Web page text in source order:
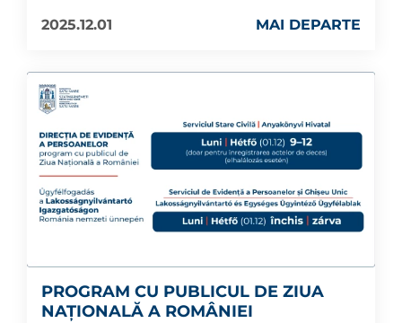
2025.12.01
MAI DEPARTE
PROGRAM CU PUBLICUL DE ZIUA
NAȚIONALĂ A ROMÂNIEI